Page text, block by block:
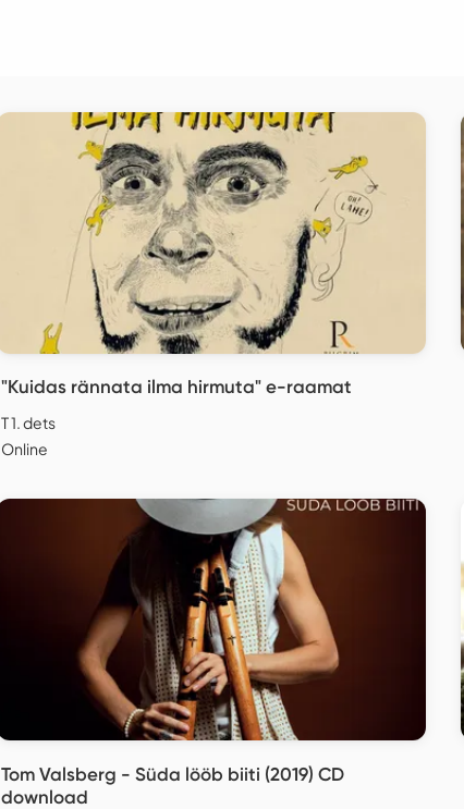
"Kuidas rännata ilma hirmuta" e-raamat
T 1. dets
Online
Tom Valsberg - Süda lööb biiti (2019) CD
download